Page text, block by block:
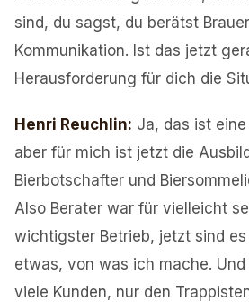
sind, du sagst, du berätst
Kommunikation. Ist das jetzt
Herausforderung für dich die
Henri Reuchlin: Ja, das ist
aber für mich ist jetzt die
Bierbotschafter und
Also Berater war für vielleicht
wichtigster Betrieb, jetzt sind
etwas, von was ich mache.
viele Kunden, nur den